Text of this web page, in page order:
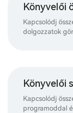
Könyvelői
Kapcsolódj
dolgozzatok
Könyvelői
Kapcsolódj
programoddal